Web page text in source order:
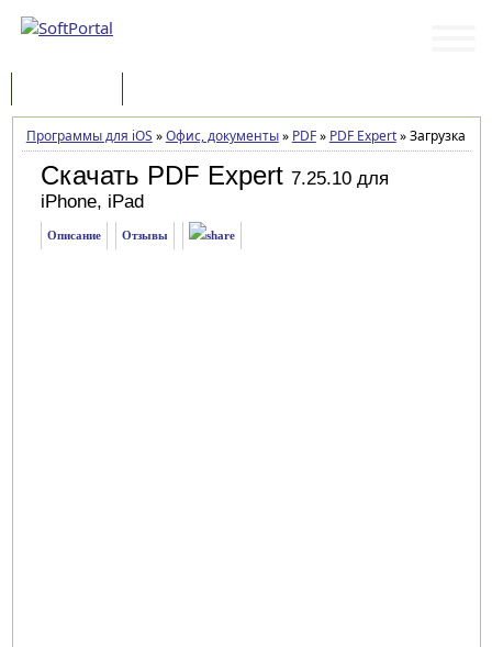
Программы для iOS »Офис, документы» PDF» PDF Expert»Загрузка
Скачать PDF Expert 7.25.10 для
iPhone, iPad
Описание Отзывы